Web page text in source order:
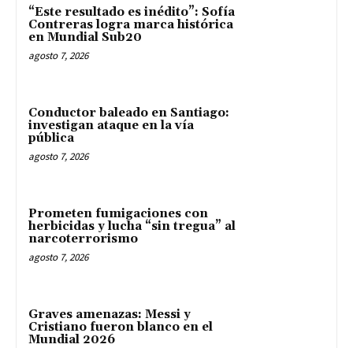
“Este resultado es inédito”: Sofía
Contreras logra marca histórica
en Mundial Sub20
agosto 7, 2026
Conductor baleado en Santiago:
investigan ataque en la vía
pública
agosto 7, 2026
Prometen fumigaciones con
herbicidas y lucha “sin tregua” al
narcoterrorismo
agosto 7, 2026
Graves amenazas: Messi y
Cristiano fueron blanco en el
Mundial 2026